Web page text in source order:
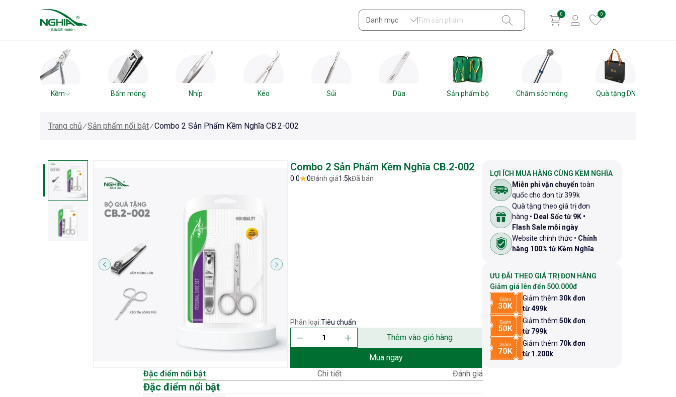
Danh mục
0 0
Kềm Bấm móng Nhíp Kéo Sủi Dũa Sản phẩm bộ Chăm sóc móng Quà tặng DN
Trang chủ Sản phẩm nổi bật Combo 2 Sản Phẩm Kềm Nghĩa CB.2-002
Combo 2 Sản Phẩm Kềm Nghĩa CB.2-002
0.0 0Đánh giá1.5kĐã bán
Phân loại:Tiêu chuẩn
Thêm vào giỏ hàng
Mua ngay
LỢI ÍCH MUA HÀNG CÙNG KỀM NGHĨA
Miễn phí vận chuyển toàn
quốc cho đơn từ 399k
Quà tặng theo giá trị đơn
hàng • Deal Sốc từ 9K •
Flash Sale mỗi ngày
Website chính thức • Chính
hãng 100% từ Kềm Nghĩa
ƯU ĐÃI THEO GIÁ TRỊ ĐƠN HÀNG
Giảm giá lên đến 500.000đ
Giảm thêm 30k đơn
từ 499k
Giảm thêm 50k đơn
từ 799k
Giảm thêm 70k đơn
từ 1.200k
Đặc điểm nổi bật Chi tiết Đánh giá
Đặc điểm nổi bật